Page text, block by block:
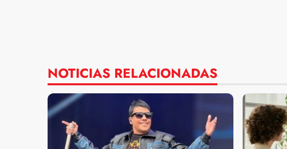
NOTICIAS RELACIONADAS